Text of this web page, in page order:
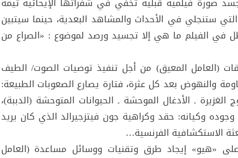
ستنجلي في الأحداث والمشاهد البعدية، حينما سيتبين
في الفيلم ما هي إلا تجسيد ورصد لموضوع : «الصراع من
(العامل المعيق) من أجل تنفيذ توصيات الصوت/ الطيف
والنهوض بعد كل عثرة، فتارة يصارع الصعوبات الطبيعة:
الغزيرة ـ الأدغال الموحشة ـ الحيوانات المتوحشة (الدببة)،
وكيانه: حقد وكراهية جون فيتزجيرالد الذي كان يريد
الاستكشافية الفرنسية…
على «هيو» إيجاد طرق وتقنيات ووسائل مساعدة (العامل